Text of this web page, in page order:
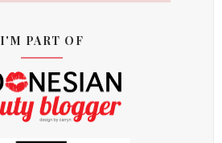
I'M PART OF